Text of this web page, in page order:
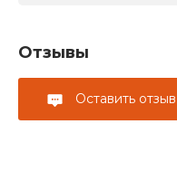
Отзывы
Оставить отзыв